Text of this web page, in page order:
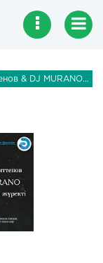
MURANO - Қинамашы жүректі